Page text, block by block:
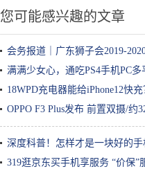
您可能感兴趣的文章
会务报道｜广东狮子会2019-
满满少女心，通吃PS4手机PC
18WPD充电器能给iPhone12快
OPPO F3 Plus发布 前置双摄/约
深度科普！怎样才是一块好的
319逛京东买手机享服务 “价保”